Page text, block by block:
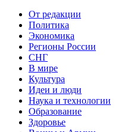
От редакции
Политика
Экономика
Регионы России
СНГ
В мире
Культура
Идеи и люди
Наука и технологии
Образование
Здоровье